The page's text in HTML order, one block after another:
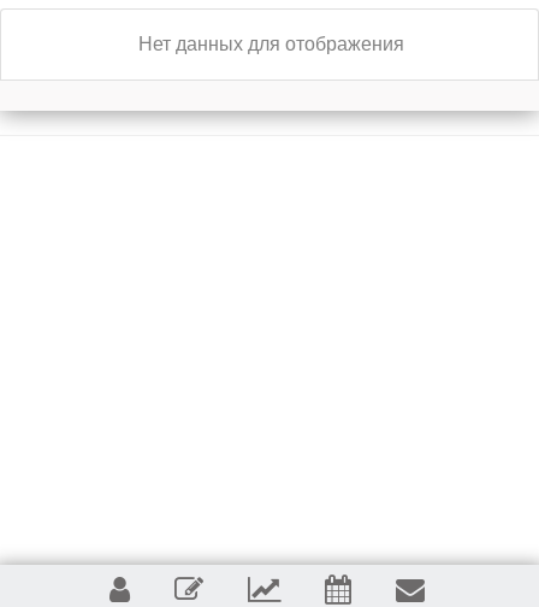
Нет данных для отображения